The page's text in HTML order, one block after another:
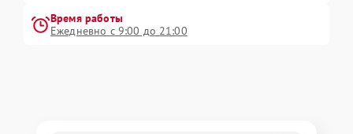
Время работы
Ежедневно с 9:00 до 21:00